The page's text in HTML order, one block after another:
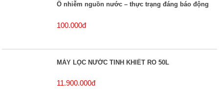
Ô nhiễm nguồn nước – thực trạng đáng báo động
100.000đ
MÁY LỌC NƯỚC TINH KHIẾT RO 50L
11.900.000đ